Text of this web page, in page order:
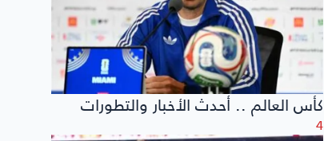
كأس العالم .. أحدث الأخبار والتطورات
4